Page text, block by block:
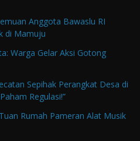
Anggota Bawaslu RI
di Mamuju
Warga Gelar Aksi Gotong
Sepihak Perangkat Desa di
Regulasi!”
Rumah Pameran Alat Musik